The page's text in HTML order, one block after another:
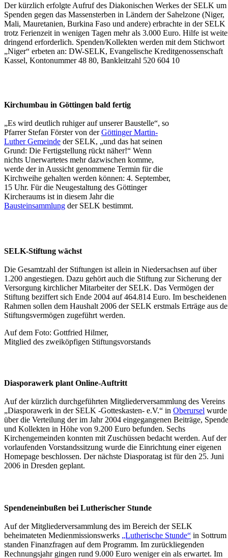
Der kürzlich erfolgte Aufruf des Diakonischen Werkes der SELK um
Spenden gegen das Massensterben in Ländern der Sahelzone (Niger,
Mali, Mauretanien, Burkina Faso und andere) erbrachte in der SELK
trotz Ferienzeit in wenigen Tagen mehr als 3.000 Euro. Hilfe ist
dringend erforderlich. Spenden/Kollekten werden mit dem Stichwort
„Niger“ erbeten an: DW-SELK, Evangelische Kreditgenossenschaft
Kassel, Kontonummer 48 80, Bankleitzahl 520 604 10
Kirchumbau in Göttingen bald fertig
„Es wird deutlich ruhigerauf unserer Baustelle“, so
Pfarrer Stefan Förster von derGöttinger Martin-
Luther Gemeinde der SELK, „und das hat seinen
Grund: Die Fertigstellung rückt näher!“ Wenn
nichts Unerwartetes mehr dazwischen komme,
werde der in Aussicht genommene Termin für die
Kirchweihe gehalten werden können: 4. September,
15 Uhr. Für die Neugestaltung des Göttinger
Kircheraums ist in diesem Jahr die
Bausteinsammlung der SELK bestimmt.
SELK-Stiftung wächst
Die Gesamtzahl der Stiftungen ist allein in Niedersachsen auf über
1.200 angestiegen. Dazu gehört auch die Stiftung zur Sicherung der
Versorgung kirchlicher Mitarbeiter der SELK. Das Vermögen der
Stiftung beziffert sich Ende 2004 auf 464.814 Euro. Im bescheidenen
Rahmen sollen dem Haushalt 2006 der SELK erstmals Erträge aus
Stiftungsvermögen zugeführt werden.
Auf dem Foto: Gottfried Hilmer,
Mitglied des zweiköpfigen Stiftungsvorstands
Diasporawerk plant Online-Auftritt
Auf der kürzlich durchgeführten Mitgliederversammlung des Vereins
„Diasporawerk in der SELK -Gotteskasten- e.V.“ in Oberursel wurde
über die Verteilung der im Jahr 2004 eingegangenen Beiträge,
und Kollekten in Höhe von 9.200 Euro befunden. Sechs
Kirchengemeinden konnten mit Zuschüssen bedacht werden. Auf der
vorlaufenden Vorstandssitzung wurde die Einrichtung einer eigenen
Homepage beschlossen. Der nächste Diasporatag ist für den 25. Juni
2006 in Dresden geplant.
Spendeneinbußen bei Lutherischer Stunde
Auf der Mitgliederversammlung des im Bereich der SELK
beheimateten Medienmissionswerks „Lutherische Stunde“ in Sottrum
standen Finanzfragen auf dem Programm. Im zurückliegenden
Rechnungsjahr gingen rund 9.000 Euro weniger ein als erwartet. Im